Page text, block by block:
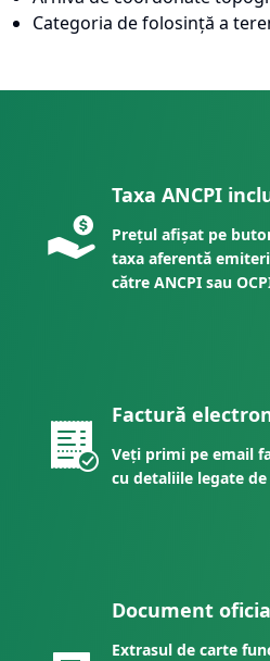
Categoria de folosință a
Taxa ANCPI
Prețul afișat pe
taxa aferentă
către ANCPI sau
Factură
Veți primi pe email
cu detaliile legate
Document
Extrasul de carte